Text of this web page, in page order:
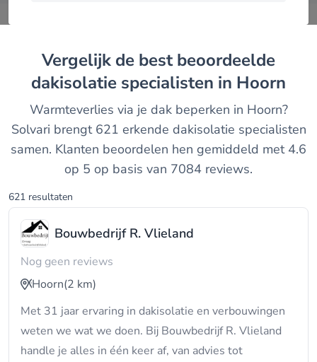
Vergelijk de best beoordeelde
dakisolatie specialisten in Hoorn
Warmteverlies via je dak beperken in Hoorn?
Solvari brengt 621 erkende dakisolatie specialisten
samen. Klanten beoordelen hen gemiddeld met 4.6
op 5 op basis van 7084 reviews.
621 resultaten
Bouwbedrijf R. Vlieland
Nog geen reviews
Hoorn(2 km)
Met 31 jaar ervaring in dakisolatie en verbouwingen
weten we wat we doen. Bij Bouwbedrijf R. Vlieland
handle je alles in één keer af, van advies tot